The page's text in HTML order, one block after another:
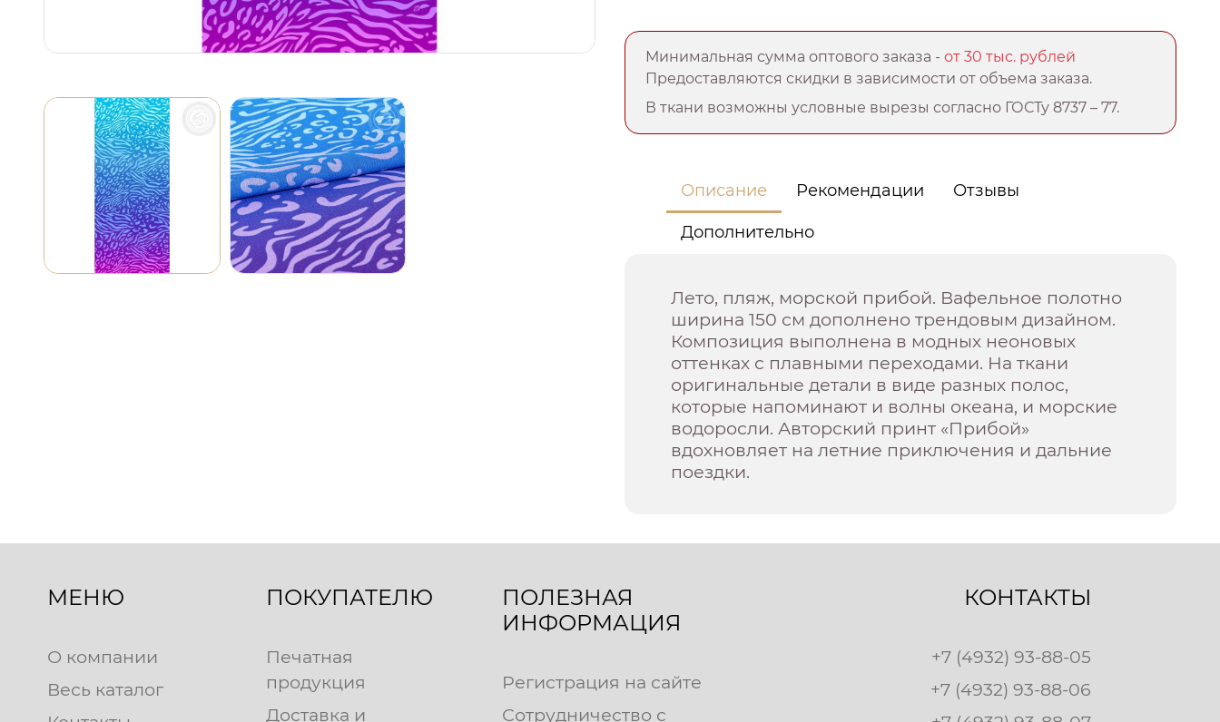
Минимальная сумма оптового заказа -от 30 тыс. рублей
Предоставляются скидки в зависимости от объема заказа.
В ткани возможны условные вырезы согласно ГОСТу 8737 – 77.
Описание Рекомендации Отзывы
Дополнительно
Лето, пляж, морской прибой. Вафельное полотно
ширина 150 см дополнено трендовым дизайном.
Композиция выполнена в модных неоновых
оттенках с плавными переходами. На ткани
оригинальные детали в виде разных полос,
которые напоминают и волны океана, и морские
водоросли. Авторский принт «Прибой»
вдохновляет на летние приключения и дальние
поездки.
МЕНЮ
О компании
Весь каталог
ПОКУПАТЕЛЮ
Печатная
продукция
Доставка и
ПОЛЕЗНАЯ
ИНФОРМАЦИЯ
Регистрация на сайте
Сотрудничество с
КОНТАКТЫ
+7 (4932) 93-88-05
+7 (4932) 93-88-06